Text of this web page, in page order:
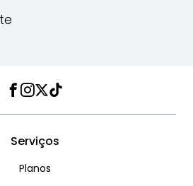
Facebook
Instagram
Twitter
TikTok
Serviços
Planos